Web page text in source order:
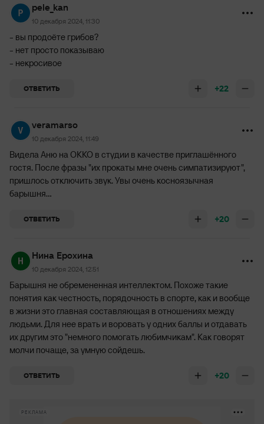
pele_kan
10 декабря 2024, 11:30
- вы продоёте грибов?
- нет просто показываю
- некросивое
ОТВЕТИТЬ +22
veramarso
10 декабря 2024, 11:49
Видела Аню на ОККО в студии в качестве приглашённого
гостя. После фразы "их прокаты мне очень симпатизируют",
пришлось отключить звук. Увы очень косноязычная
барышня...
ОТВЕТИТЬ +20
Нина Ерохина
10 декабря 2024, 12:51
Барышня не обремененная интеллектом. Похоже такие
понятия как честность, порядочность в спорте, как и вообще
в жизни это главная составляющая в отношениях между
людьми. Для нее врать и воровать у одних баллы и отдавать
их другим это "немного помогать любимчикам". Как говорят
молчи почаще, за умную сойдешь.
ОТВЕТИТЬ +20
РЕКЛАМА